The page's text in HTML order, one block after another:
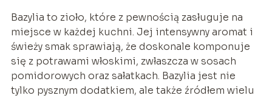
Bazylia to zioło, które z pewnością zasługuje na
miejsce w każdej kuchni. Jej intensywny aromat i
świeży smak sprawiają, że doskonale komponuje
się z potrawami włoskimi, zwłaszcza w sosach
pomidorowych oraz sałatkach. Bazylia jest nie
tylko pysznym dodatkiem, ale także źródłem wielu